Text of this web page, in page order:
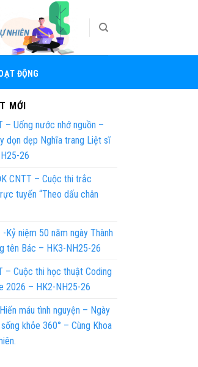
ĐỘNG
MỚI
– Uống nước nhớ nguồn –
dọn dẹp Nghĩa trang Liệt sĩ
26
CNTT – Cuộc thi trắc
tuyến “Theo dấu chân
Kỷ niệm 50 năm ngày Thành
tên Bác – HK3-NH25-26
– Cuộc thi học thuật Coding
2026 – HK2-NH25-26
máu tình nguyện – Ngày
khỏe 360° – Cùng Khoa